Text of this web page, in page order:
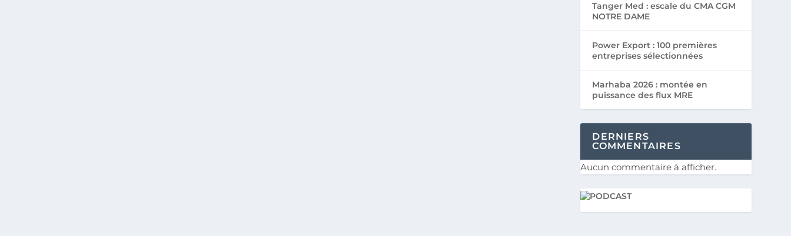
Tanger Med : escale du CMA CGM
NOTRE DAME
Power Export : 100 premières
entreprises sélectionnées
Marhaba 2026 : montée en
puissance des flux MRE
DERNIERS
COMMENTAIRES
Aucun commentaire à afficher.